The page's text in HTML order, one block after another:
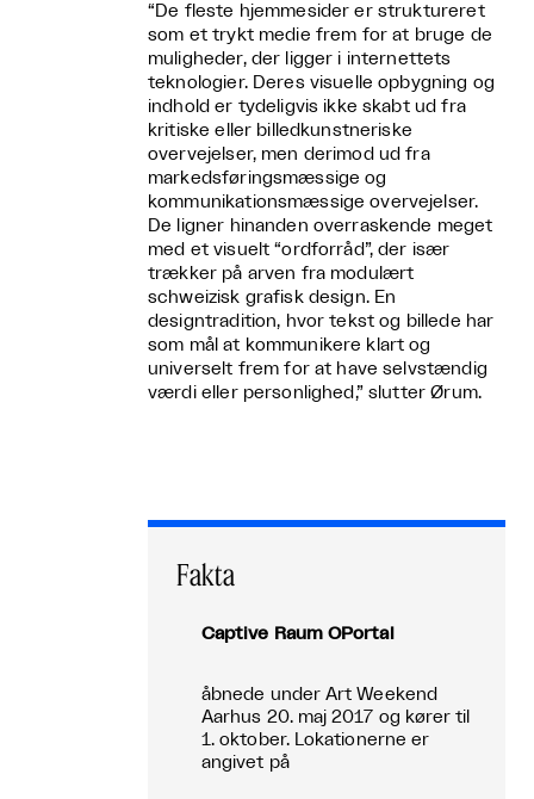
“De fleste hjemmesider er struktureret
som et trykt medie frem for at bruge de
muligheder, der ligger i internettets
teknologier. Deres visuelle opbygning og
indhold er tydeligvis ikke skabt ud fra
kritiske eller billedkunstneriske
overvejelser, men derimod ud fra
markedsføringsmæssige og
kommunikationsmæssige overvejelser.
De ligner hinanden overraskende meget
med et visuelt “ordforråd”, der især
trækker på arven fra modulært
schweizisk grafisk design. En
designtradition, hvor tekst og billede har
som mål at kommunikere klart og
universelt frem for at have selvstændig
værdi eller personlighed,” slutter Ørum.
Fakta
Captive Raum OPortal
åbnede under Art Weekend
Aarhus 20. maj 2017 og kører til
1. oktober. Lokationerne er
angivet på